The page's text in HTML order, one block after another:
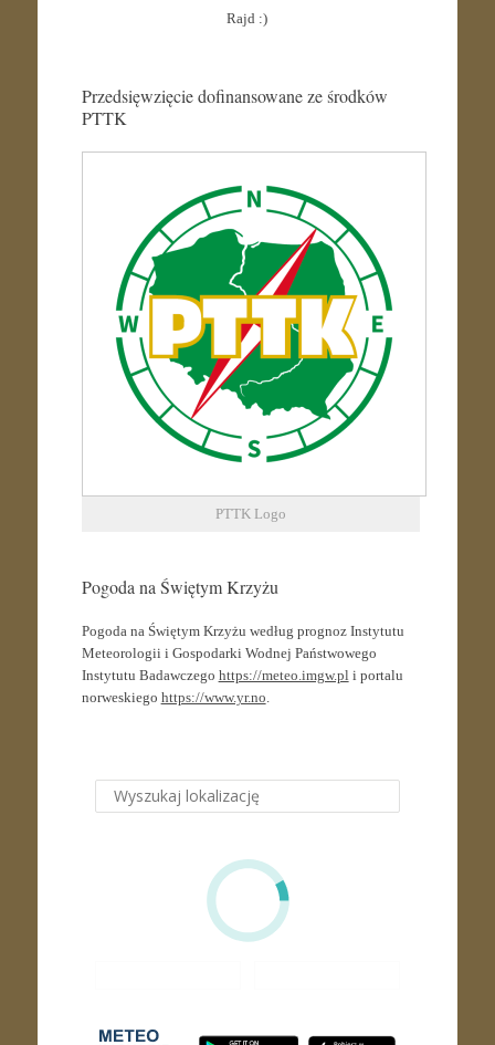
Rajd :)
Przedsięwzięcie dofinansowane ze środków
PTTK
PTTK Logo
Pogoda na Świętym Krzyżu
Pogoda na Świętym Krzyżu według prognoz Instytutu
Meteorologii i Gospodarki Wodnej Państwowego
Instytutu Badawczego https://meteo.imgw.pl i portalu
norweskiego https://www.yr.no.